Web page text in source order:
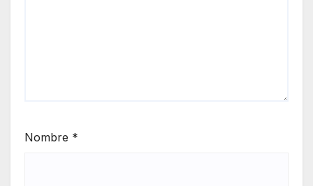
Nombre *